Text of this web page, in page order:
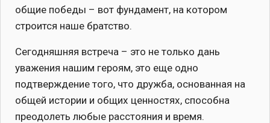
общие победы – вот фундамент, на котором
строится наше братство.
Сегодняшняя встреча – это не только дань
уважения нашим героям, это еще одно
подтверждение того, что дружба, основанная на
общей истории и общих ценностях, способна
преодолеть любые расстояния и время.